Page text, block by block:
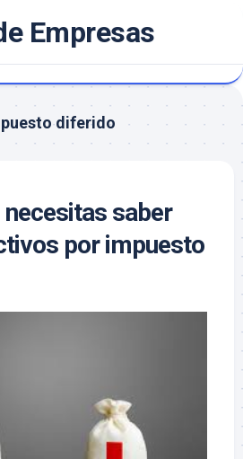
Empresas
diferido
saber
por impuesto